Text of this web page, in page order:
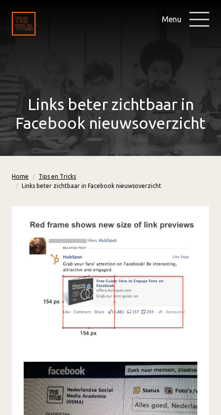
Menu
Links beter zichtbaar in
Facebook nieuwsoverzicht
Home
Tips en Tricks
Links beter zichtbaar in Facebook nieuwsoverzicht